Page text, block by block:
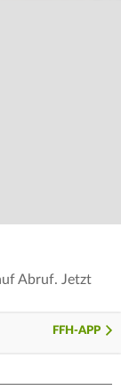
Abruf. Jetzt
FFH-APP